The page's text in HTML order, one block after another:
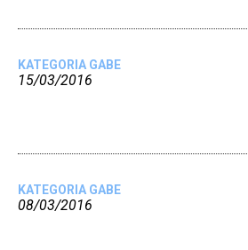
KATEGORIA GABE
15/03/2016
KATEGORIA GABE
08/03/2016